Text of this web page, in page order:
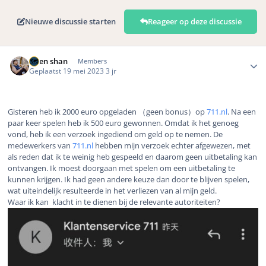
Nieuwe discussie starten Reageer op deze discussie
Aben shan Members
Geplaatst 19 mei 2023 3 jr
Gisteren heb ik 2000 euro opgeladen （geen bonus）op711.nl. Na een
paar keer spelen heb ik 500 euro gewonnen. Omdat ik het genoeg
vond, heb ik een verzoek ingediend om geld op te nemen. De
medewerkers van 711.nl hebben mijn verzoek echter afgewezen, met
als reden dat ik te weinig heb gespeeld en daarom geen uitbetaling kan
ontvangen. Ik moest doorgaan met spelen om een uitbetaling te
kunnen krijgen. Ik had geen andere keuze dan door te blijven spelen,
wat uiteindelijk resulteerde in het verliezen van al mijn geld.
Waar ik kan klacht in te dienen bij de relevante autoriteiten?